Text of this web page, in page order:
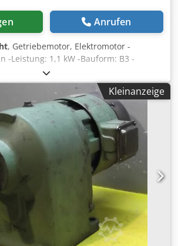
Anrufen
, Getriebemotor, Elektromotor -
-Leistung: 1,1 kW -Bauform: B3 -
Ø 40 mm -Schutzart: IP 33 -Gewicht:
Akcer
Kleinanzeige